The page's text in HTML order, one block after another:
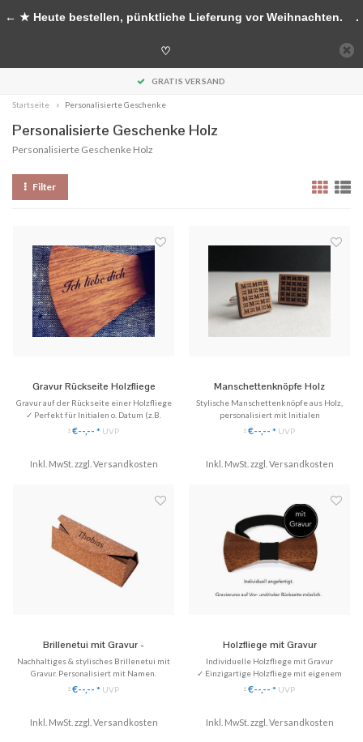
Handgefertigte Accessoires aus Holz
GRATIS VERSAND
Startseite Personalisierte Geschenke
Personalisierte Geschenke Holz
Personalisierte Geschenke Holz
Filter
Gravur Rückseite Holzfliege
Gravur auf der Rückseite einer Holzfliege
✓ Perfekt für Initialen o. Datum (z.B.
Hochzeitsdatum)
✓ Individuelle Nachricht für ein
✓ Schriftart frei wählbar (bitte angeben)
*€--,-- * UVP
Inkl. MwSt. zzgl. Versandkosten
Manschettenknöpfe Holz
personalisiert mit Initialen Gravur
Stylische Manschettenknöpfe aus Holz,
personalisiert mit Initialen
✓ Einzigartige Manschettenknöpfe aus
Echtholz.
✓ Mit persönlichen Initialen, die ein
*€--,-- * UVP
Inkl. MwSt. zzgl. Versandkosten
Brillenetui mit Gravur -
Personalisiert mit Namen
Nachhaltiges & stylisches Brillenetui mit
Gravur. Personalisiert mit Namen.
✓ Individuell mit Wunsch-Gravur
✓ Schriftart frei wählbar
*€--,-- * UVP
Inkl. MwSt. zzgl. Versandkosten
Holzfliege mit Gravur
Individuelle Holzfliege mit Gravur
✓ Einzigartige Holzfliege mit eigenem
Design
✓ Handgefertigt in Deutschland
*€--,-- * UVP
Inkl. MwSt. zzgl. Versandkosten
← ★ Heute bestellen, pünktliche Lieferung vor Weihnachten. .
♡